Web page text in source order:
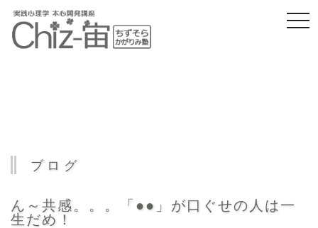
ブログ
ん～共感。。。「●●」が口ぐせの人は一
生だめ！